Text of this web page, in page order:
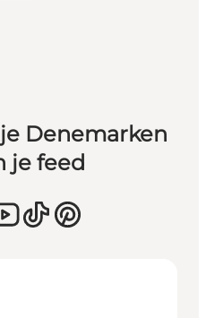
Denemarken
je feed